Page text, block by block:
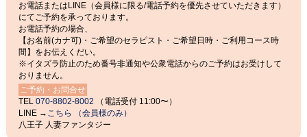
お電話またはLINE（会員様に限る/電話予約を優先させていただきます）
にてご予約を承っております。
お電話予約の場合、
【お名前(カナ可)・ご希望のセラピスト・ご希望日時・ご利用コース時
間】をお伝えくだい。
※イタズラ防止のため番号非通知や公衆電話からのご予約はお受けして
おりません。
ご予約・お問合せ
TEL 070-8802-8002 （電話受付 11:00〜）
LINE → こちら （会員様のみ）
八王子 人妻ファンタジー